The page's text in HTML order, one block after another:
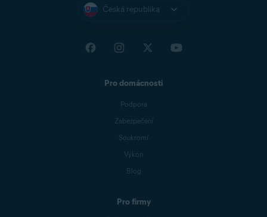
Česká republika
Pro domácnosti
Podpora
Zabezpečení
Soukromí
Výkon
Blog
Pro firmy